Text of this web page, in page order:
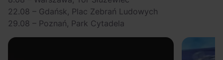
22.08 – Gdańsk, Plac Zebrań Ludowych
29.08 – Poznań, Park Cytadela